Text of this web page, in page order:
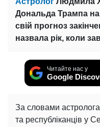
Дональда Трампа
свій прогноз
назвала рік, коли
Читайте нас у
Google
За словами
та республіканців у